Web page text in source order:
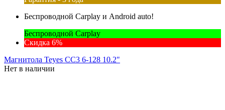
Беспроводной Carplay и Android auto!
Беспроводной Carplay
Скидка 6%
Магнитола Teyes CC3 6-128 10.2"
Нет в наличии